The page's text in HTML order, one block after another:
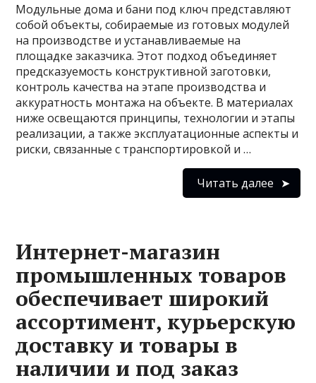
Модульные дома и бани под ключ представляют
собой объекты, собираемые из готовых модулей
на производстве и устанавливаемые на
площадке заказчика. Этот подход объединяет
предсказуемость конструктивной заготовки,
контроль качества на этапе производства и
аккуратность монтажа на объекте. В материалах
ниже освещаются принципы, технологии и этапы
реализации, а также эксплуатационные аспекты и
риски, связанные с транспортировкой и …
Читать далее
Интернет-магазин
промышленных товаров
обеспечивает широкий
ассортимент, курьерскую
доставку и товары в
наличии и под заказ